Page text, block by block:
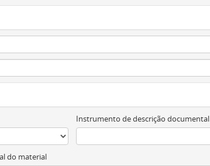
Instrumento de descrição documental
do material